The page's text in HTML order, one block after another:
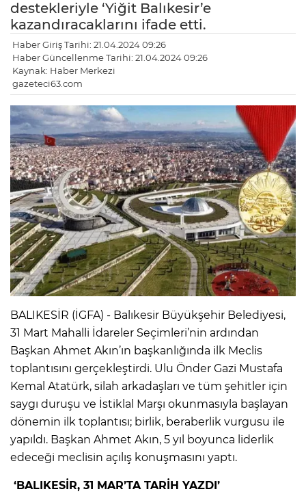
destekleriyle ‘Yiğit Balıkesir’e
kazandıracaklarını ifade etti.
Haber Giriş Tarihi: 21.04.2024 09:26
Haber Güncellenme Tarihi: 21.04.2024 09:26
Kaynak: Haber Merkezi
gazeteci63.com
BALIKESİR (İGFA) - Balıkesir Büyükşehir Belediyesi,
31 Mart Mahalli İdareler Seçimleri’nin ardından
Başkan Ahmet Akın’ın başkanlığında ilk Meclis
toplantısını gerçekleştirdi. Ulu Önder Gazi Mustafa
Kemal Atatürk, silah arkadaşları ve tüm şehitler için
saygı duruşu ve İstiklal Marşı okunmasıyla başlayan
dönemin ilk toplantısı; birlik, beraberlik vurgusu ile
yapıldı. Başkan Ahmet Akın, 5 yıl boyunca liderlik
edeceği meclisin açılış konuşmasını yaptı.
‘BALIKESİR, 31 MAR’TA TARİH YAZDI’